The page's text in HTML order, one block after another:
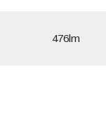
476lm